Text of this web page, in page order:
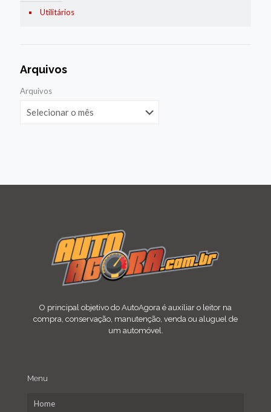
Utilitários
Arquivos
Arquivos
O principal objetivo do AutoAgora é auxiliar o leitor na
compra, conservação, manutenção, venda ou aluguel de
um automóvel.
Menu
Home